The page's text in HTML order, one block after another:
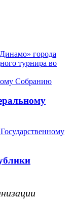
города
турнира во